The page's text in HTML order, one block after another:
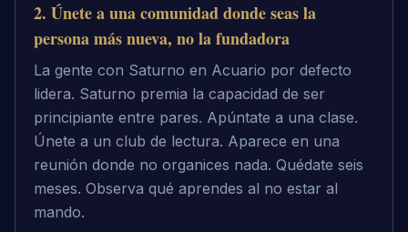
2. Únete a una comunidad donde seas la
persona más nueva, no la fundadora
La gente con Saturno en Acuario por defecto
lidera. Saturno premia la capacidad de ser
principiante entre pares. Apúntate a una clase.
Únete a un club de lectura. Aparece en una
reunión donde no organices nada. Quédate seis
meses. Observa qué aprendes al no estar al
mando.